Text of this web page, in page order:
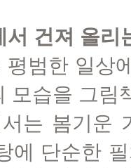
서 건져 올리
평범한 일상
모습을 그
는 봄기운
에 단순한